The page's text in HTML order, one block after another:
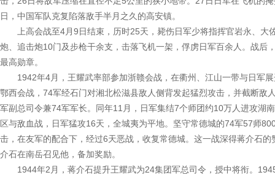
日，中国军队克复陷落敌手半月之久的高安镇。
上高会战至4月9日结束，历时25天，毙伤日军少将指挥官岩永、大
炮、追击炮10门及步枪干余支，击落飞机一架，俘虏日军百余人。战后
最高勋章。
1942年4月，王耀武率部参加浙赣会战，在衢州、江山一带与日军展
鄂西会战，74军经石门对湘北松滋县敌人侧背发起猛烈攻击，并截断敌
军副总司令兼74军军长。同年11月，日军集结7个师团约10万人进攻湖
区与敌血战，日军猛攻16天，全城夷为平地。坚守常德城的74军57师
击，在友军的配合下，经过6天恶战，收复常德城。这一战深得蒋介石
介石在南岳召见他，备加奖励。
1944年2月，蒋介石提升王耀武为24集团军总司令，授中将衔。